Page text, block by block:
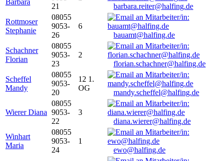
Barbara
21
barbara.reiter@halfing.de
Rottmoser
Stephanie
08055
9053-
26
6
bauamt@halfing.de
Schachner
Florian
08055
9053-
23
2
florian.schachner@halfing.de
Scheffel
Mandy
08055
9053-
20
12 1.
OG
mandy.scheffel@halfing.de
Wierer Diana
08055
9053-
22
3
diana.wierer@halfing.de
Winhart
Maria
08055
9053-
24
1
ewo@halfing.de